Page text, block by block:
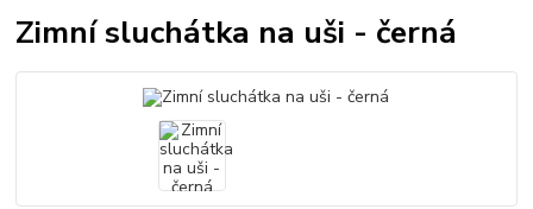
Zimní sluchátka na uši - černá